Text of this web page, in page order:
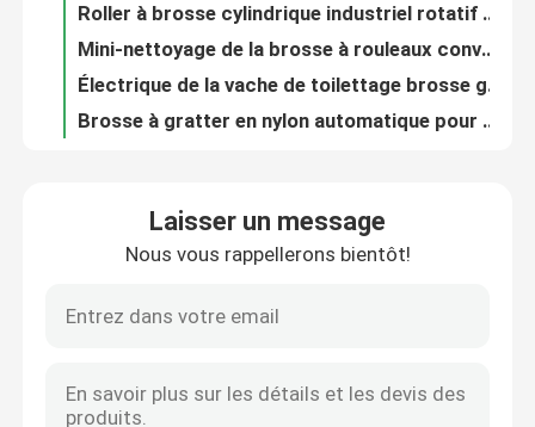
Contrôle de la qualité
Contact
Bande de pinceau industrielle
Brosses à rouleaux industriels
Brosses à rouleaux industriels personnalisées
Brosses à rouleaux industrielles à laver en rotation Brosses à gommer cylindriques ODM
Brosse cylindrique industrielle personnalisée Fruits et légumes Nettoyage de ceinture de pommes de terre
Laisser un message
Nous vous rappellerons bientôt!